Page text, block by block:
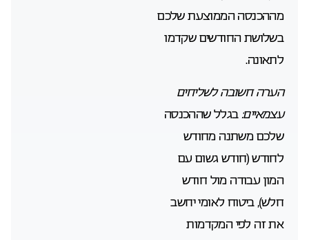
מההכנסה הממוצעת שלכם
בשלושת החודשים שקדמו
לתאונה.
הערה חשובה לשליחים
עצמאיים: בגלל שההכנסה
שלכם משתנה מחודש
לחודש (חודש גשום עם
המון עבודה מול חודש
חלש), ביטוח לאומי יחשב
את זה לפי המקדמות